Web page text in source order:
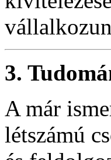
3.
A már
létszámú